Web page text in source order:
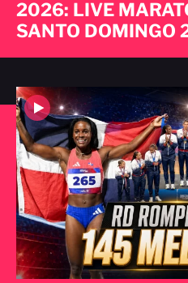
2026: LIVE
SANTO DOMINGO